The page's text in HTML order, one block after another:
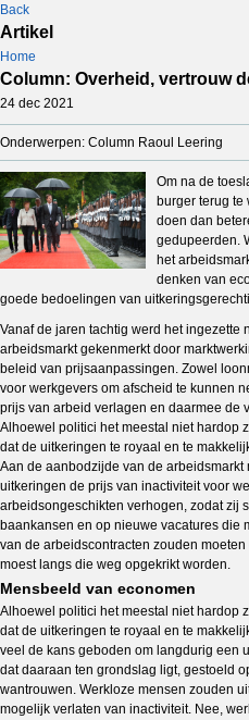
Back
Artikel
Home
Column: Overheid, vertrouw
24 dec 2021
Onderwerpen: Column Raoul Leering
Om na de
burger terug te
doen dan
gedupeerden.
het
denken van
goede bedoelingen van
Vanaf de jaren tachtig werd het
arbeidsmarkt gekenmerkt door
beleid van prijsaanpassingen. Zowel
voor werkgevers om afscheid te kunnen
prijs van arbeid verlagen en daarmee de
Alhoewel politici het meestal niet hardop
dat de uitkeringen te royaal en te
Aan de aanbodzijde van de
uitkeringen de prijs van inactiviteit voor
arbeidsongeschikten verhogen, zodat zij
baankansen en op nieuwe vacatures die
van de arbeidscontracten zouden
moest langs die weg opgekrikt worden.
Mensbeeld van economen
Alhoewel politici het meestal niet hardop
dat de uitkeringen te royaal en te
veel de kans geboden om langdurig een
dat daaraan ten grondslag ligt, gestoeld
wantrouwen. Werkloze mensen zouden
mogelijk verlaten van inactiviteit. Nee,